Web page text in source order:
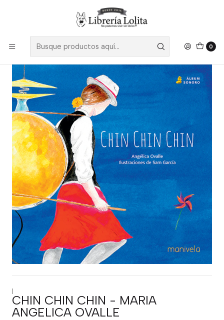
0
Despacho a todo Chile
|
CHIN CHIN CHIN - MARIA
ANGELICA OVALLE